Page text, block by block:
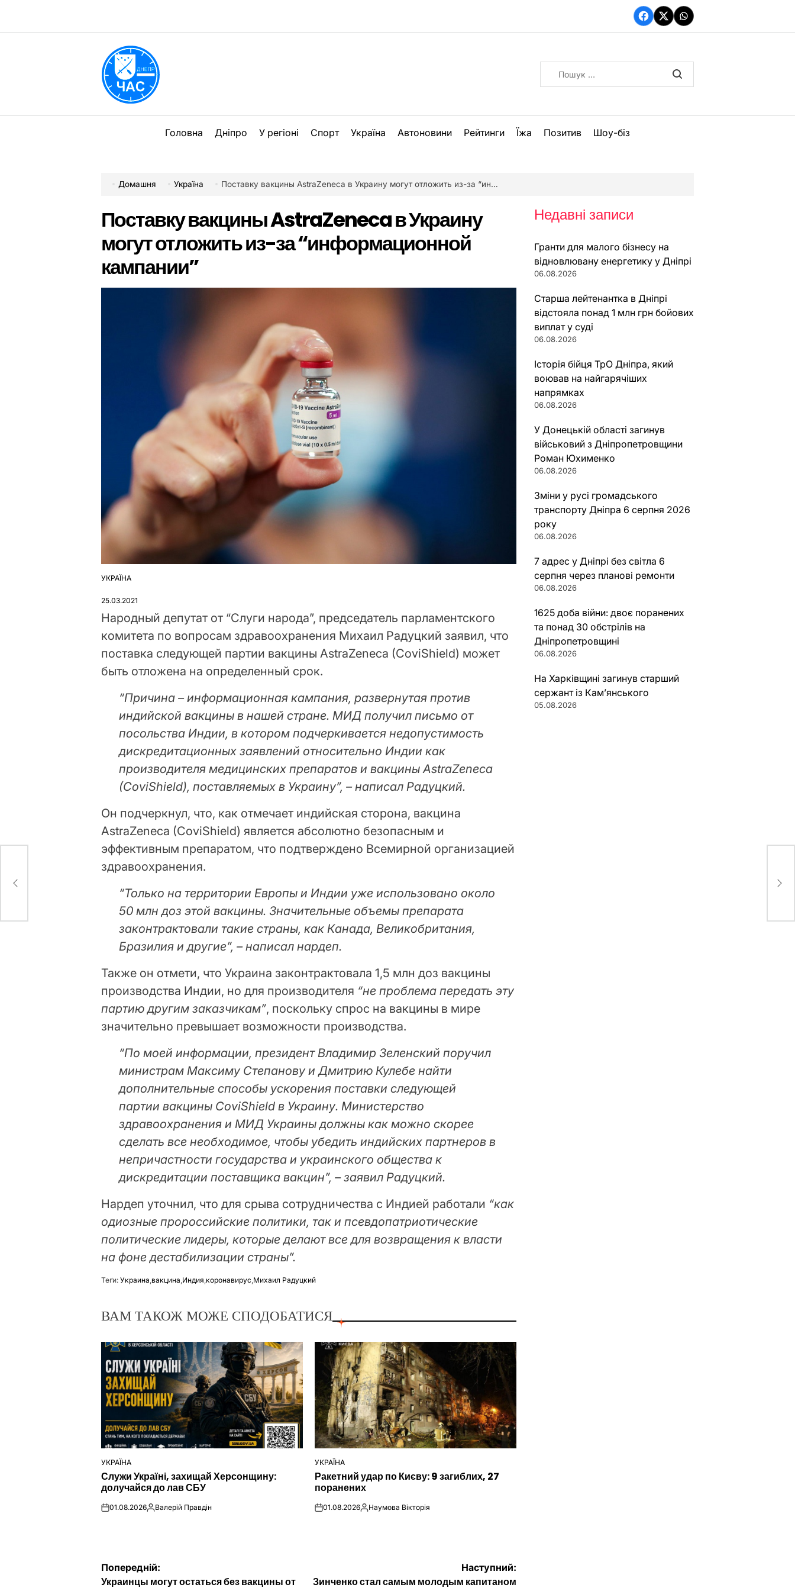
вмісту
Facebook
TwitterWhatsApp
Головна Дніпро У регіоні Спорт Україна Автоновини Рейтинги Їжа Позитив Шоу-біз
Домашня Україна Поставку вакцины AstraZeneca в Украину могут отложить из-за “информационной кампании”
Поставку вакцины AstraZeneca в Украину
могут отложить из-за “информационной
кампании”
ОПУБЛІКУВАТИ
УКРАЇНА
25.03.2021
Народный депутат от “Слуги народа”, председатель парламентского
комитета по вопросам здравоохранения Михаил Радуцкий заявил, что
поставка следующей партии вакцины AstraZeneca (CoviShield) может
быть отложена на определенный срок.
“Причина – информационная кампания, развернутая против
индийской вакцины в нашей стране. МИД получил письмо от
посольства Индии, в котором подчеркивается недопустимость
дискредитационных заявлений относительно Индии как
производителя медицинских препаратов и вакцины AstraZeneca
(CoviShield), поставляемых в Украину”, – написал Радуцкий.
Он подчеркнул, что, как отмечает индийская сторона, вакцина
AstraZeneca (CoviShield) является абсолютно безопасным и
эффективным препаратом, что подтверждено Всемирной организацией
здравоохранения.
“Только на территории Европы и Индии уже использовано около
50 млн доз этой вакцины. Значительные объемы препарата
законтрактовали такие страны, как Канада, Великобритания,
Бразилия и другие”, – написал нардеп.
Также он отмети, что Украина законтрактовала 1,5 млн доз вакцины
производства Индии, но для производителя “не проблема передать эту
партию другим заказчикам”, поскольку спрос на вакцины в мире
значительно превышает возможности производства.
“По моей информации, президент Владимир Зеленский поручил
министрам Максиму Степанову и Дмитрию Кулебе найти
дополнительные способы ускорения поставки следующей
партии вакцины CoviShield в Украину. Министерство
здравоохранения и МИД Украины должны как можно скорее
сделать все необходимое, чтобы убедить индийских партнеров в
непричастности государства и украинского общества к
дискредитации поставщика вакцин”, – заявил Радуцкий.
Нардеп уточнил, что для срыва сотрудничества с Индией работали “как
одиозные пророссийские политики, так и псевдопатриотические
политические лидеры, которые делают все для возвращения к власти
на фоне дестабилизации страны”.
Теґи: Украина вакцина Индия коронавирус Михаил Радуцкий
ВАМ ТАКОЖ МОЖЕ СПОДОБАТИСЯ
ОПУБЛІКУВАТИ
У
УКРАЇНА
Служи Україні, захищай Херсонщину:
долучайся до лав СБУ
on01.08.2026Опубліковано
Валерій Правдін
ОПУБЛІКУВАТИ
У
УКРАЇНА
Ракетний удар по Києву: 9 загиблих, 27
поранених
on01.08.2026Опубліковано
Наумова Вікторія
Навігація
Попередній:
Украинцы могут остаться без вакцины от
Наступний:
Зинченко стал самым молодым капитаном
Недавні записи
Гранти для малого бізнесу на
відновлювану енергетику у Дніпрі
06.08.2026
Старша лейтенантка в Дніпрі
відстояла понад 1 млн грн бойових
виплат у суді
06.08.2026
Історія бійця ТрО Дніпра, який
воював на найгарячіших
напрямках
06.08.2026
У Донецькій області загинув
військовий з Дніпропетровщини
Роман Юхименко
06.08.2026
Зміни у русі громадського
транспорту Дніпра 6 серпня 2026
року
06.08.2026
7 адрес у Дніпрі без світла 6
серпня через планові ремонти
06.08.2026
1625 доба війни: двоє поранених
та понад 30 обстрілів на
Дніпропетровщині
06.08.2026
На Харківщині загинув старший
сержант із Кам’янського
05.08.2026